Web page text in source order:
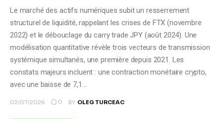
Shop
Le marché des actifs numériques subit un resserrement
structurel de liquidité, rappelant les crises de FTX (novembre
2022) et le débouclage du carry trade JPY (août 2024). Une
modélisation quantitative révèle trois vecteurs de transmission
systémique simultanés, une première depuis 2021. Les
constats majeurs incluent : une contraction monétaire crypto,
avec une baisse de 7,1…
02/07/2026 0 BY OLEG TURCEAC